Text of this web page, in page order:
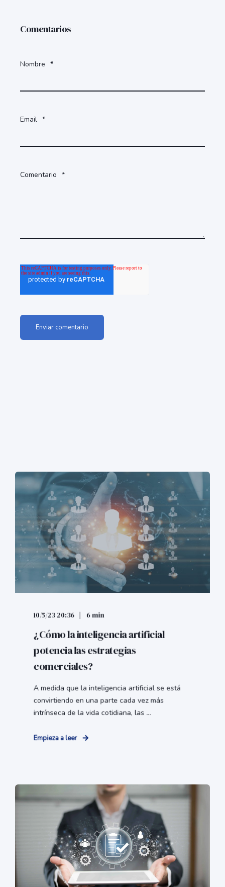
Comentarios
Nombre *
Email *
Comentario *
10/5/23 20:36 6 min
¿Cómo la inteligencia artificial
potencia las estrategias
comerciales?
A medida que la inteligencia artificial se está
convirtiendo en una parte cada vez más
intrínseca de la vida cotidiana, las ...
Empieza a leer